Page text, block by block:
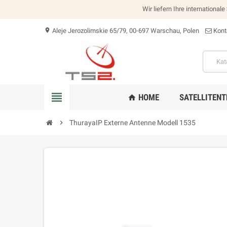
Wir liefern Ihre internationale
location_on Aleje Jerozolimskie 65/79, 00-697 Warschau, Polen
view_headline home HOME
chevron_right ThurayaIP Externe Antenne Modell 1535